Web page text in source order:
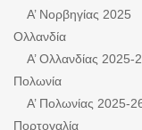
Α’ Νορβηγίας 2025
Ολλανδία
Α’ Ολλανδίας 2025-
Πολωνία
Α’ Πολωνίας 2025-
Πορτογαλία